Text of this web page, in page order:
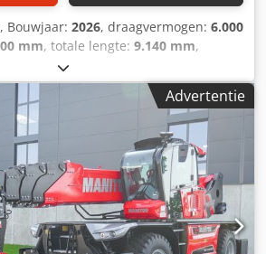
, Bouwjaar: 2026, draagvermogen: 6.000
mm, totale lengte: 9.140 mm,
MRT 3060 Dodpfx Aoztga
diesel Bouwjaar: 2026 Hefhoogte
(kg): 6.000
Advertentie